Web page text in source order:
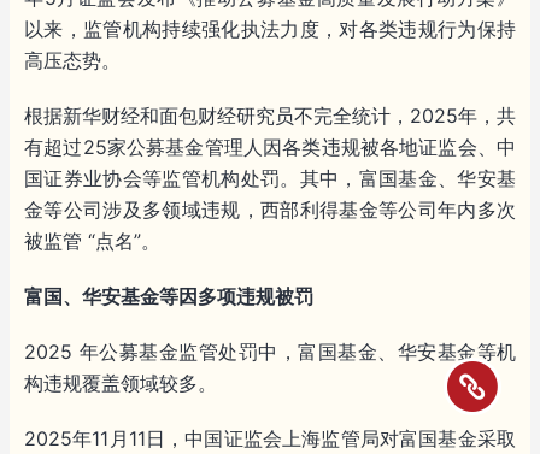
以来，监管机构持续强化执法力度，对各类违规行为保持
高压态势。
根据新华财经和面包财经研究员不完全统计，2025年，共
有超过25家公募基金管理人因各类违规被各地证监会、中
国证券业协会等监管机构处罚。其中，富国基金、华安基
金等公司涉及多领域违规，西部利得基金等公司年内多次
被监管 “点名”。
富国、华安基金等因多项违规被罚
2025 年公募基金监管处罚中，富国基金、华安基金等机
构违规覆盖领域较多。
2025年11月11日，中国证监会上海监管局对富国基金采取